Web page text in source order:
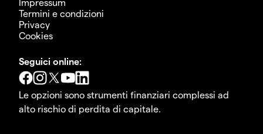
Impressum
Termini e condizioni
Privacy
Cookies
Seguici online:
Le opzioni sono strumenti finanziari complessi ad
alto rischio di perdita di capitale.